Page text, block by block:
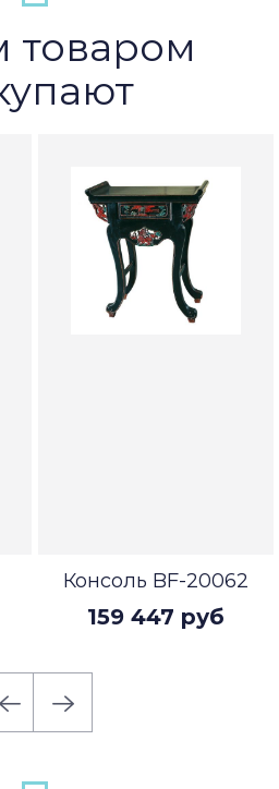
товаром
Консоль BF-20062
159 447 руб